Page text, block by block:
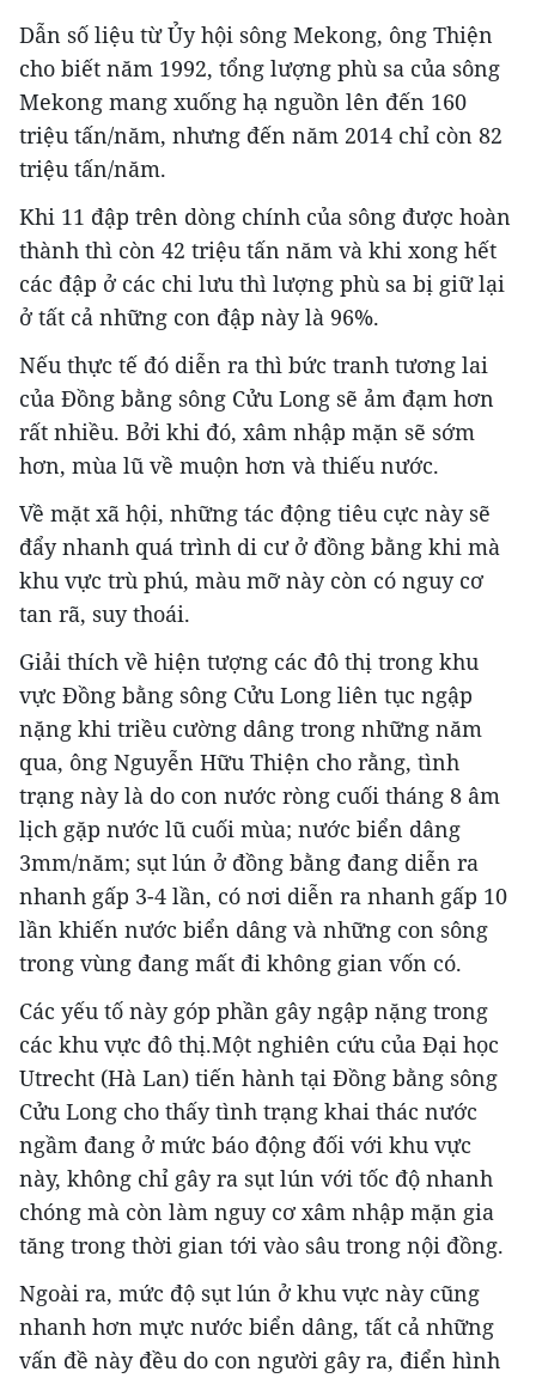
Dẫn số liệu từ Ủy hội sông Mekong, ông Thiện
cho biết năm 1992, tổng lượng phù sa của sông
Mekong mang xuống hạ nguồn lên đến 160
triệu tấn/năm, nhưng đến năm 2014 chỉ còn 82
triệu tấn/năm.
Khi 11 đập trên dòng chính của sông được hoàn
thành thì còn 42 triệu tấn năm và khi xong hết
các đập ở các chi lưu thì lượng phù sa bị giữ lại
ở tất cả những con đập này là 96%.
Nếu thực tế đó diễn ra thì bức tranh tương lai
của Đồng bằng sông Cửu Long sẽ ảm đạm hơn
rất nhiều. Bởi khi đó, xâm nhập mặn sẽ sớm
hơn, mùa lũ về muộn hơn và thiếu nước.
Về mặt xã hội, những tác động tiêu cực này sẽ
đẩy nhanh quá trình di cư ở đồng bằng khi mà
khu vực trù phú, màu mỡ này còn có nguy cơ
tan rã, suy thoái.
Giải thích về hiện tượng các đô thị trong khu
vực Đồng bằng sông Cửu Long liên tục ngập
nặng khi triều cường dâng trong những năm
qua, ông Nguyễn Hữu Thiện cho rằng, tình
trạng này là do con nước ròng cuối tháng 8 âm
lịch gặp nước lũ cuối mùa; nước biển dâng
3mm/năm; sụt lún ở đồng bằng đang diễn ra
nhanh gấp 3-4 lần, có nơi diễn ra nhanh gấp 10
lần khiến nước biển dâng và những con sông
trong vùng đang mất đi không gian vốn có.
Các yếu tố này góp phần gây ngập nặng trong
các khu vực đô thị.Một nghiên cứu của Đại học
Utrecht (Hà Lan) tiến hành tại Đồng bằng sông
Cửu Long cho thấy tình trạng khai thác nước
ngầm đang ở mức báo động đối với khu vực
này, không chỉ gây ra sụt lún với tốc độ nhanh
chóng mà còn làm nguy cơ xâm nhập mặn gia
tăng trong thời gian tới vào sâu trong nội đồng.
Ngoài ra, mức độ sụt lún ở khu vực này cũng
nhanh hơn mực nước biển dâng, tất cả những
vấn đề này đều do con người gây ra, điển hình